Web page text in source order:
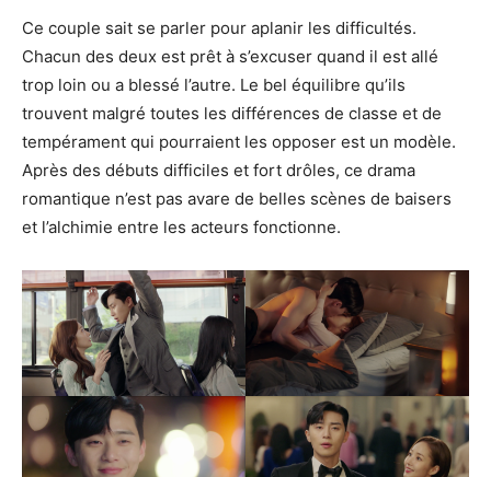
Ce couple sait se parler pour aplanir les difficultés.
Chacun des deux est prêt à s’excuser quand il est allé
trop loin ou a blessé l’autre. Le bel équilibre qu’ils
trouvent malgré toutes les différences de classe et de
tempérament qui pourraient les opposer est un modèle.
Après des débuts difficiles et fort drôles, ce drama
romantique n’est pas avare de belles scènes de baisers
et l’alchimie entre les acteurs fonctionne.